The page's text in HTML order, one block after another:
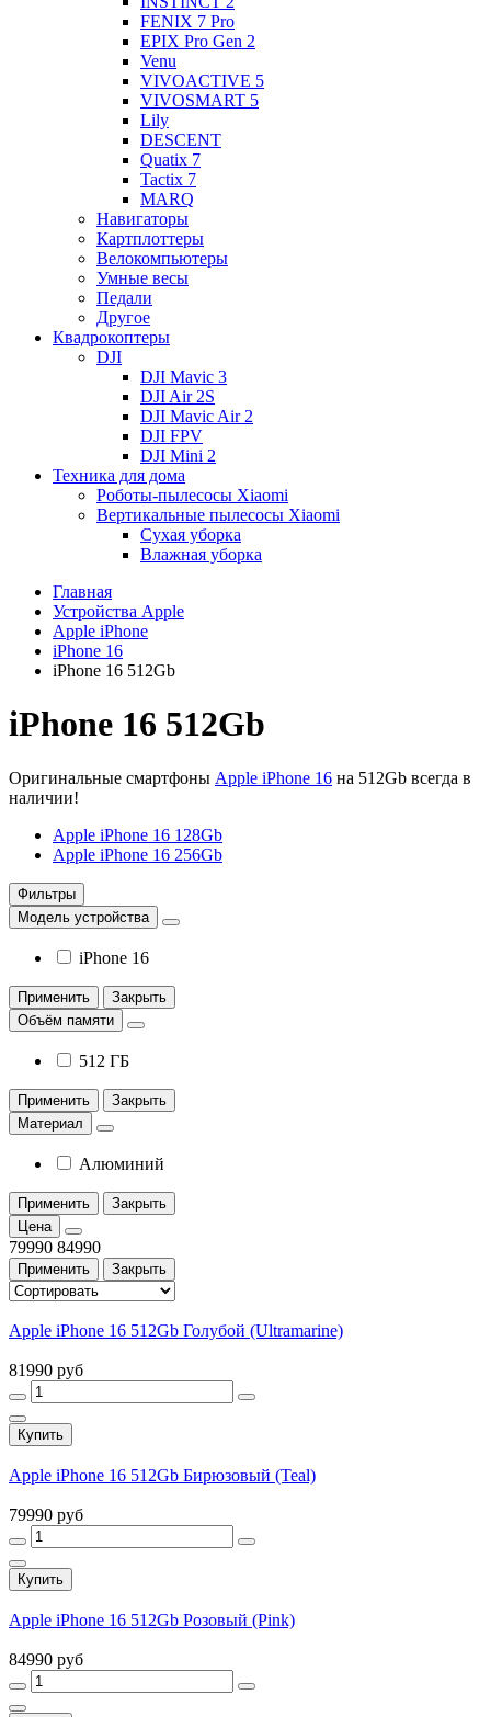
FENIX 7 Pro
EPIX Pro Gen 2
Venu
VIVOACTIVE 5
VIVOSMART 5
Lily
DESCENT
Quatix 7
Tactix 7
MARQ
Навигаторы
Картплоттеры
Велокомпьютеры
Умные весы
Педали
Другое
Квадрокоптеры
DJI
DJI Mavic 3
DJI Air 2S
DJI Mavic Air 2
DJI FPV
DJI Mini 2
Техника для дома
Роботы-пылесосы Xiaomi
Вертикальные пылесосы Xiaomi
Сухая уборка
Влажная уборка
Главная
Устройства Apple
Apple iPhone
iPhone 16
iPhone 16 512Gb
iPhone 16 512Gb
Оригинальные смартфоны Apple iPhone 16 на 512Gb всегда в
наличии!
Apple iPhone 16 128Gb
Apple iPhone 16 256Gb
Фильтры
Модель устройства
iPhone 16
Применить
Закрыть
Объём памяти
512 ГБ
Применить
Закрыть
Материал
Алюминий
Применить
Закрыть
Цена
79990 84990
Применить Закрыть
Apple iPhone 16 512Gb Голубой (Ultramarine)
81990 руб
Купить
Apple iPhone 16 512Gb Бирюзовый (Teal)
79990 руб
Купить
Apple iPhone 16 512Gb Розовый (Pink)
84990 руб